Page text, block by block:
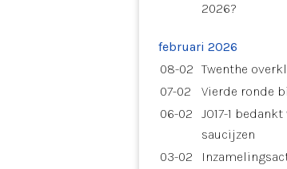
2026?
februari 2026
08-02 Twenthe
07-02
Vierde ronde
06-02
JO17-1
saucijzen
03-02